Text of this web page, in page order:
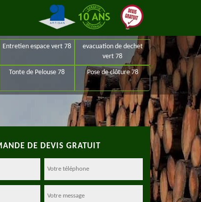
Entretien espace vert 78
evacuation de dechet
vert 78
Tonte de Pelouse 78 Pose de clôture 78
DE DEVIS GRATUIT